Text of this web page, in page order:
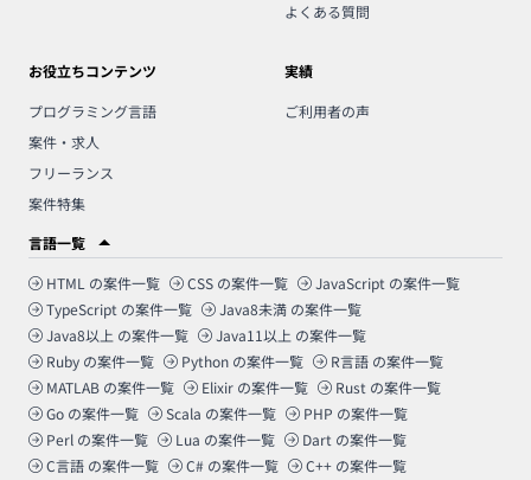
よくある質問
お役立ちコンテンツ
プログラミング言語
案件・求人
フリーランス
案件特集
実績
ご利用者の声
言語一覧
HTML の案件一覧 CSS の案件一覧 JavaScript の案件一覧
TypeScript の案件一覧 Java8未満 の案件一覧
Java8以上 の案件一覧 Java11以上 の案件一覧
Ruby の案件一覧 Python の案件一覧 R言語 の案件一覧
MATLAB の案件一覧 Elixir の案件一覧 Rust の案件一覧
Go の案件一覧 Scala の案件一覧 PHP の案件一覧
Perl の案件一覧 Lua の案件一覧 Dart の案件一覧
C言語 の案件一覧 C# の案件一覧 C++ の案件一覧